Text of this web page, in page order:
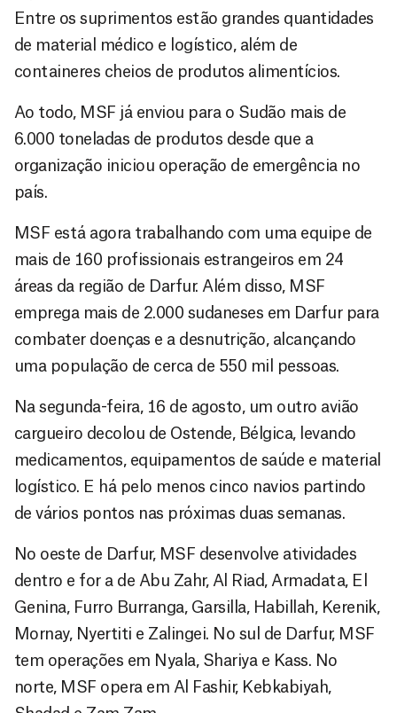
Entre os suprimentos estão grandes quantidades
de material médico e logístico, além de
containeres cheios de produtos alimentícios.
Ao todo, MSF já enviou para o Sudão mais de
6.000 toneladas de produtos desde que a
organização iniciou operação de emergência no
país.
MSF está agora trabalhando com uma equipe de
mais de 160 profissionais estrangeiros em 24
áreas da região de Darfur. Além disso, MSF
emprega mais de 2.000 sudaneses em Darfur para
combater doenças e a desnutrição, alcançando
uma população de cerca de 550 mil pessoas.
Na segunda-feira, 16 de agosto, um outro avião
cargueiro decolou de Ostende, Bélgica, levando
medicamentos, equipamentos de saúde e material
logístico. E há pelo menos cinco navios partindo
de vários pontos nas próximas duas semanas.
No oeste de Darfur, MSF desenvolve atividades
dentro e for a de Abu Zahr, Al Riad, Armadata, El
Genina, Furro Burranga, Garsilla, Habillah, Kerenik,
Mornay, Nyertiti e Zalingei. No sul de Darfur, MSF
tem operações em Nyala, Shariya e Kass. No
norte, MSF opera em Al Fashir, Kebkabiyah,